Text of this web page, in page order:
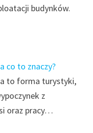
budynków.
co to znaczy?
to forma turystyki,
z
oraz pracy…